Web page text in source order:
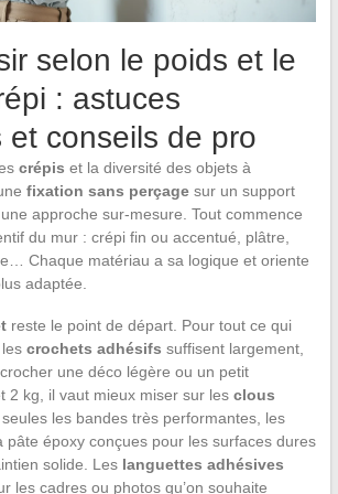
selon le poids et le
: astuces
et conseils de pro
crépis et la diversité des objets à
fixation sans perçagesur un support
approche sur-mesure. Tout commence
du mur : crépi fin ou accentué, plâtre,
Chaque matériau a sa logique et oriente
adaptée.
reste le point de départ. Pour tout ce qui
crochets adhésifs suffisent largement,
une déco légère ou un petit
2 kg, il vaut mieux miser sur les clous
seules les bandes très performantes, les
pâte époxy conçues pour les surfaces dures
solide. Les languettes adhésives
les cadres ou photos qu’on souhaite